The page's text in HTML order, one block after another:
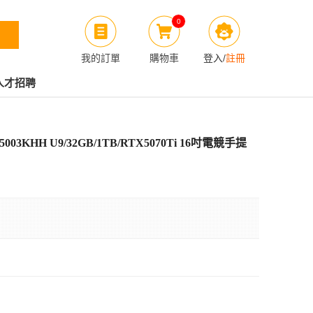
我的訂單
0
購物車 登入/註冊
才招聘
U9/32GB/1TB/RTX5070Ti 16吋電競手提